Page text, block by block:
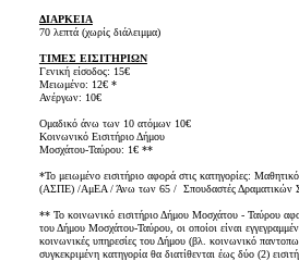
ΔΙΑΡΚΕΙΑ
70 λεπτά (χωρίς διάλειμμα)
ΤΙΜΕΣ ΕΙΣΙΤΗΡΙΩΝ
Γενική είσοδος: 15€
Μειωμένο: 12€ *
Ανέργων: 10€
Ομαδικό άνω των 10 ατόμων 10€
Κοινωνικό Εισιτήριο Δήμου
Μοσχάτου-Ταύρου: 1€ **
*Το μειωμένο εισιτήριο αφορά στις κατηγορίες:
(ΑΣΠΕ) /ΑμΕΑ / Άνω των 65 / Σπουδαστές Δραματικών
** Το κοινωνικό εισιτήριο Δήμου Μοσχάτου - Ταύρου
του Δήμου Μοσχάτου-Ταύρου, οι οποίοι είναι
κοινωνικές υπηρεσίες του Δήμου (βλ. κοινωνικό
συγκεκριμένη κατηγορία θα διατίθενται έως δύο (2)